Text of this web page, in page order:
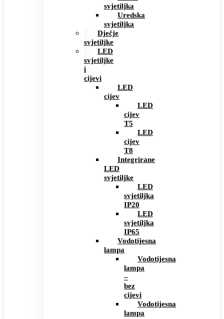
svjetiljka
Uredska
svjetiljka
Dječje
svjetiljke
LED
svjetiljke
i
cijevi
LED
cijev
LED
cijev
T5
LED
cijev
T8
Integrirane
LED
svjetiljke
LED
svjetiljka
IP20
LED
svjetiljka
IP65
Vodotijesna
lampa
Vodotijesna
lampa
–
bez
cijevi
Vodotijesna
lampa